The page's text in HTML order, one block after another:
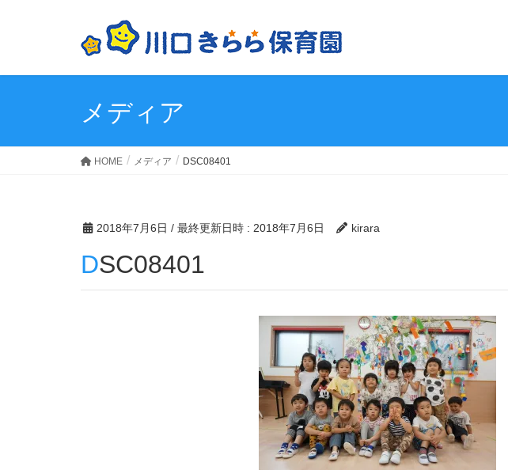
メディア
HOME メディア DSC08401
2018年7月6日 / 最終更新日時 : 2018年7月6日 kirara
DSC08401